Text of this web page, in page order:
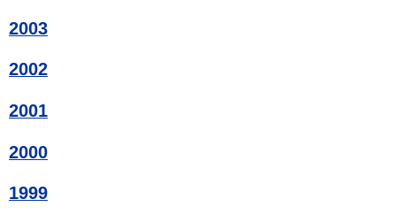
2003
2002
2001
2000
1999